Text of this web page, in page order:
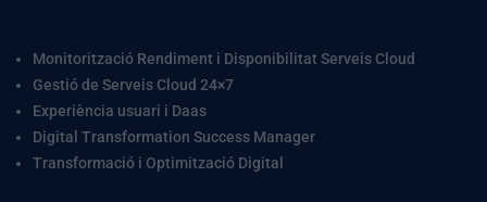
Monitorització Rendiment i Disponibilitat Serveis Cloud
Gestió de Serveis Cloud 24×7
Experiència usuari i Daas
Digital Transformation Success Manager
Transformació i Optimització Digital